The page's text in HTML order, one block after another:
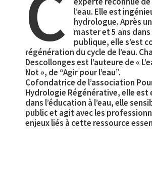
l’eau. Elle est
hydrologue. Après
master et 5 ans
publique, elle s’est
régénération du cycle de l’eau.
Descollonges est l’auteure de «
Not », de “Agir pour l’eau”.
Cofondatrice de l’association
Hydrologie Régénérative, elle est
dans l’éducation à l’eau, elle
public et agit avec les
enjeux liés à cette ressource